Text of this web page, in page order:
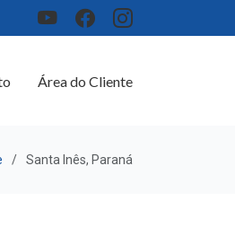
Área do Cliente
Santa Inês, Paraná